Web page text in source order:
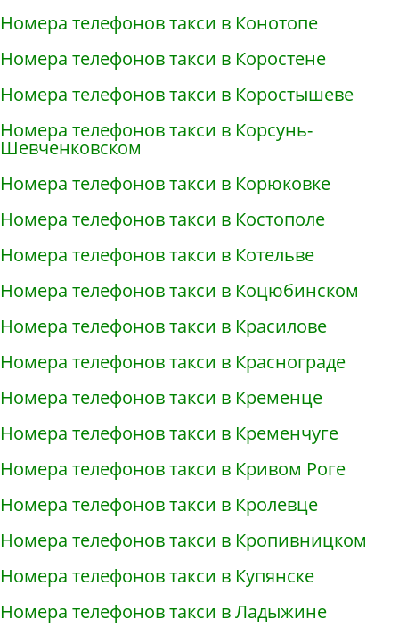
Номера телефонов такси в Конотопе
Номера телефонов такси в Коростене
Номера телефонов такси в Коростышеве
Номера телефонов такси в Корсунь-
Шевченковском
Номера телефонов такси в Корюковке
Номера телефонов такси в Костополе
Номера телефонов такси в Котельве
Номера телефонов такси в Коцюбинском
Номера телефонов такси в Красилове
Номера телефонов такси в Краснограде
Номера телефонов такси в Кременце
Номера телефонов такси в Кременчуге
Номера телефонов такси в Кривом Роге
Номера телефонов такси в Кролевце
Номера телефонов такси в Кропивницком
Номера телефонов такси в Купянске
Номера телефонов такси в Ладыжине